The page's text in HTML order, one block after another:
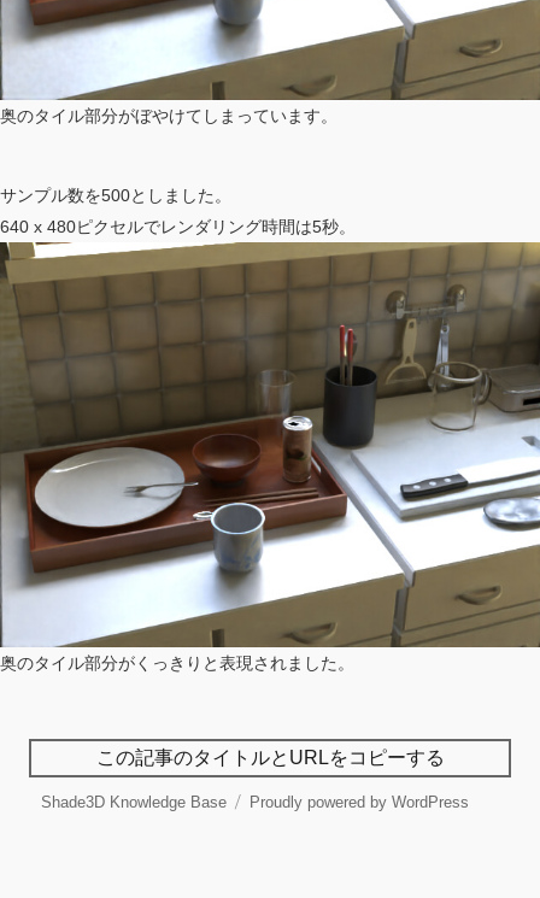
奥のタイル部分がぼやけてしまっています。
サンプル数を500としました。
640 x 480ピクセルでレンダリング時間は5秒。
奥のタイル部分がくっきりと表現されました。
この記事のタイトルとURLをコピーする
Shade3D Knowledge Base Proudly powered by WordPress